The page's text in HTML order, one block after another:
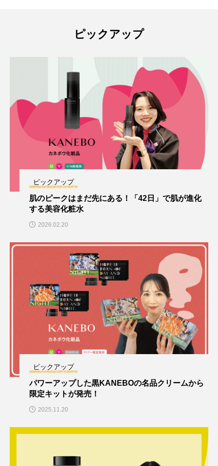
ピックアップ
ピックアップ
肌のピークはまだ先にある！「42日」で肌が進化
する美容化粧水
2026.02.20
ピックアップ
パワーアップした黒KANEBOの名品クリームから
限定キットが発売！
2025.11.20